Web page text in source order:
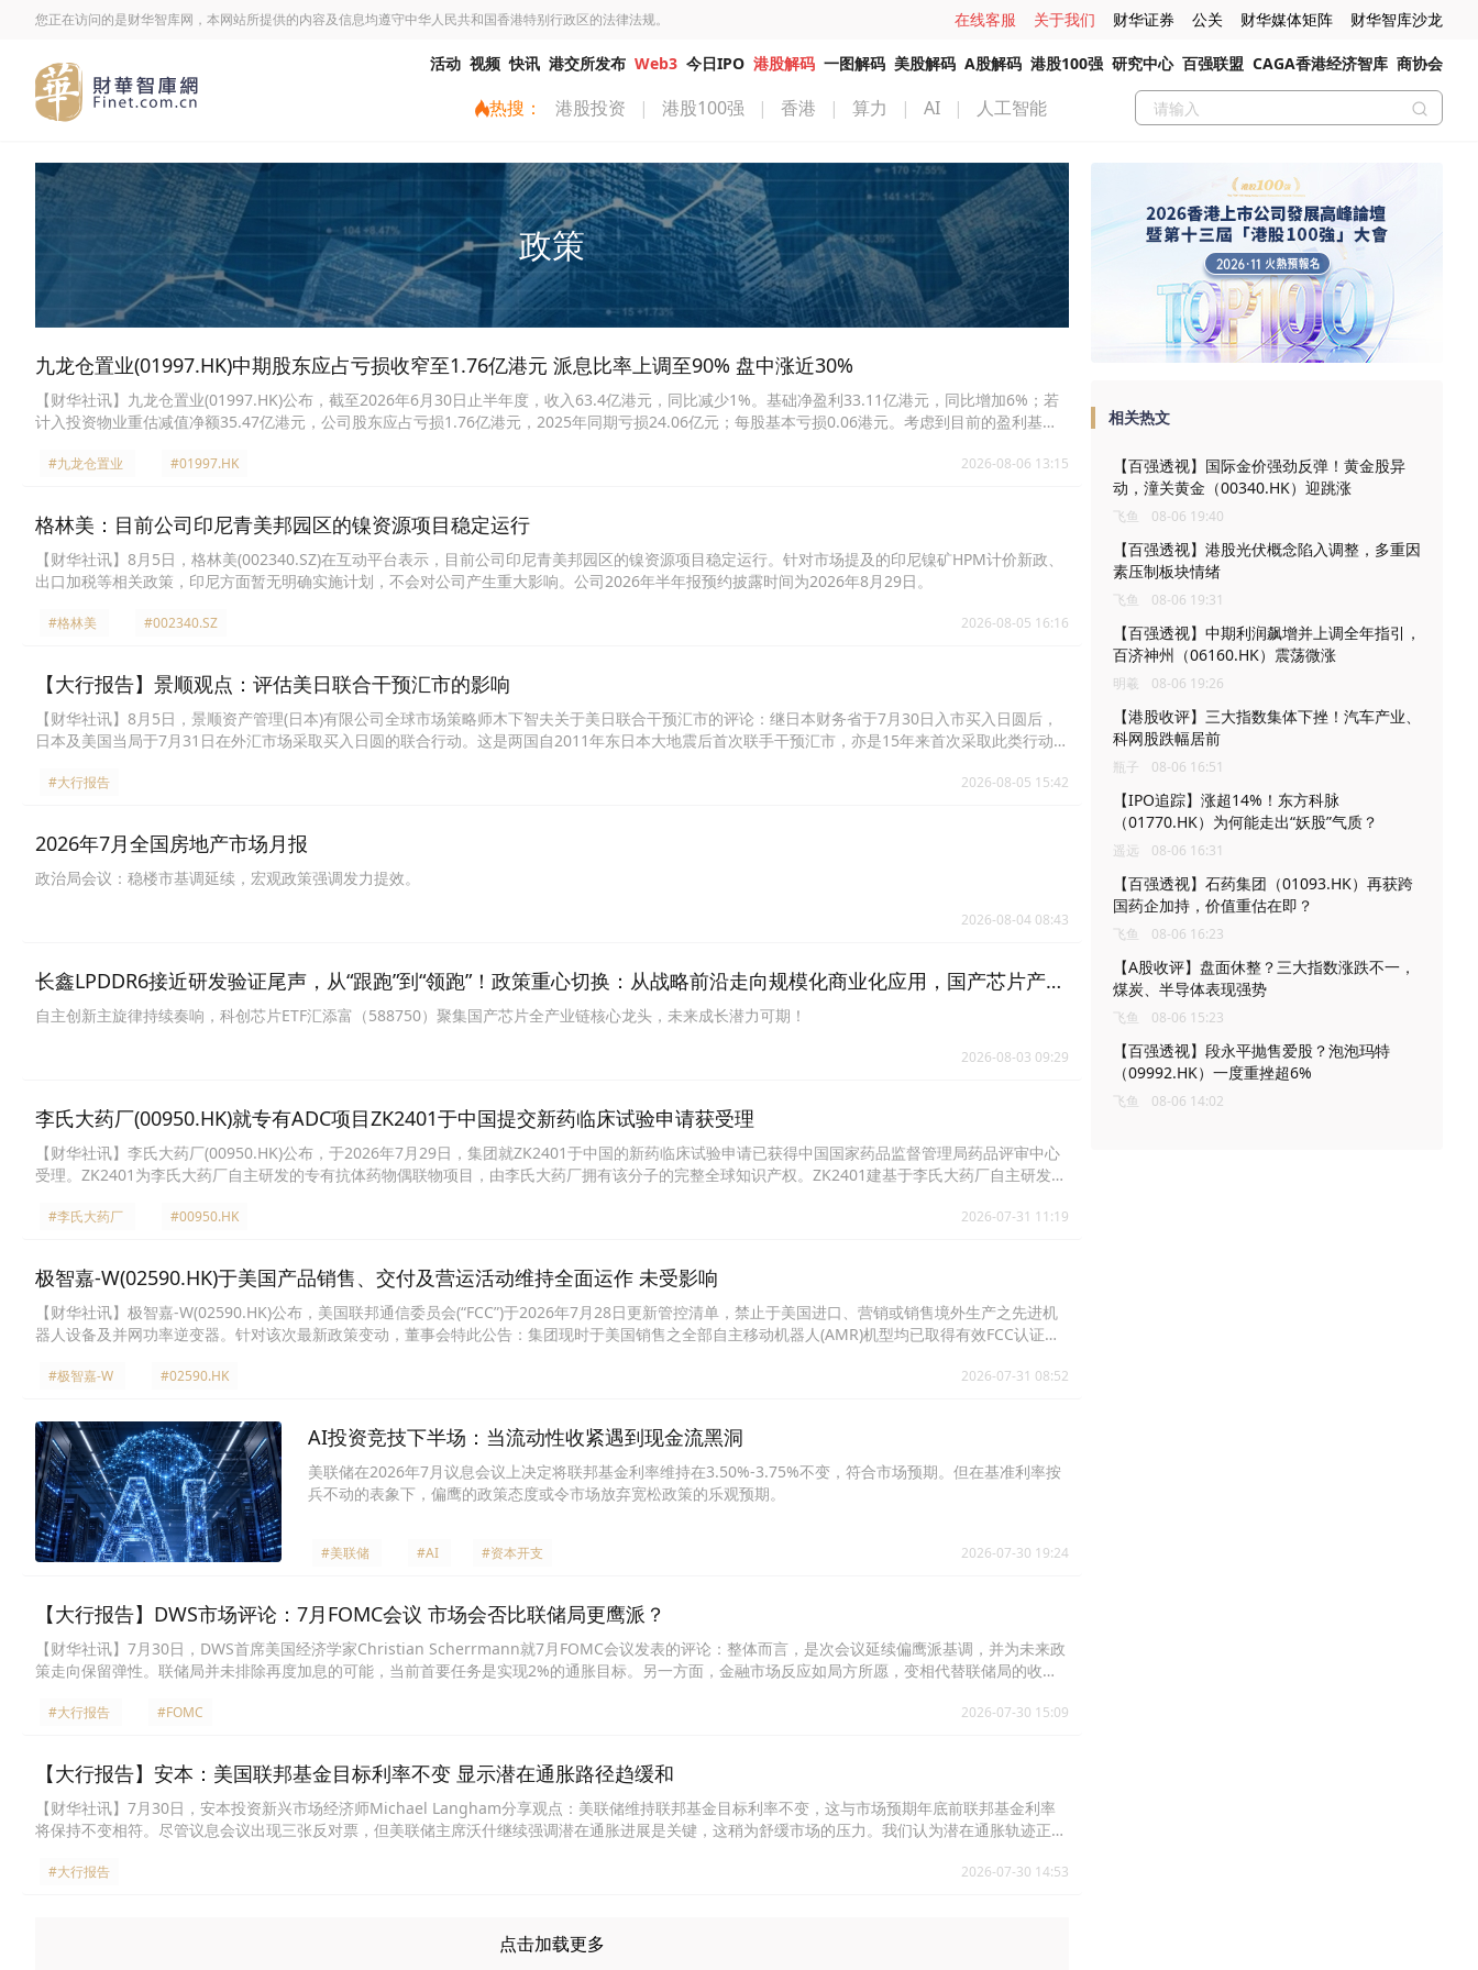
您正在访问的是财华智库网，本网站所提供的内容及信息均遵守中华人民共和国香港特别行政区的法律法规。 在线客服 关于我们 财华证券 公关 财华媒体矩阵 财华智库沙龙
活动 视频 快讯 港交所发布 Web3 今日IPO 港股解码 一图解码 美股解码 A股解码 港股100强 研究中心 百强联盟 CAGA香港经济智库 商协会
热搜： 港股投资 | 港股100强 | 香港 | 算力 | AI | 人工智能
政策
九龙仓置业(01997.HK)中期股东应占亏损收窄至1.76亿港元 派息比率上调至90% 盘中涨近30%
【财华社讯】九龙仓置业(01997.HK)公布，截至2026年6月30日止半年度，收入63.4亿港元，同比减少1%。基础净盈利33.11亿港元，同比增加6%；若
计入投资物业重估减值净额35.47亿港元，公司股东应占亏损1.76亿港元，2025年同期亏损24.06亿元；每股基本亏损0.06港元。考虑到目前的盈利基础
一次中期股息增加42%至每股94港仙。九龙仓置业(01997.HK)午后拉涨，一度涨近30%，截至发稿，涨13.8%，报30.02港元。
#九龙仓置业 #01997.HK 2026-08-06 13:15
格林美：目前公司印尼青美邦园区的镍资源项目稳定运行
【财华社讯】8月5日，格林美(002340.SZ)在互动平台表示，目前公司印尼青美邦园区的镍资源项目稳定运行。针对市场提及的印尼镍矿HPM计价新政、
出口加税等相关政策，印尼方面暂无明确实施计划，不会对公司产生重大影响。公司2026年半年报预约披露时间为2026年8月29日。
#格林美 #002340.SZ 2026-08-05 16:16
【大行报告】景顺观点：评估美日联合干预汇市的影响
【财华社讯】8月5日，景顺资产管理(日本)有限公司全球市场策略师木下智夫关于美日联合干预汇市的评论：继日本财务省于7月30日入市买入日圆后，
日本及美国当局于7月31日在外汇市场采取买入日圆的联合行动。这是两国自2011年东日本大地震后首次联手干预汇市，亦是15年来首次采取此类行动。
及日本金融市场动荡（如日本长期国债孳息率上升）可能会进而推高美国长期国债孳息率。从目前情况来看，美日当局正加强协作，以应对日圆疲弱问
约每六个月加息一次的节奏，而可能采取更快的步伐。这些表态相信有助进一步加强本轮汇市干预的效果。
#大行报告 2026-08-05 15:42
2026年7月全国房地产市场月报
政治局会议：稳楼市基调延续，宏观政策强调发力提效。
2026-08-04 08:43
长鑫LPDDR6接近研发验证尾声，从“跟跑”到“领跑”！政策重心切换：从战略前沿走向规模化商业化应用，国产芯片产业
链逻辑梳理！
自主创新主旋律持续奏响，科创芯片ETF汇添富（588750）聚集国产芯片全产业链核心龙头，未来成长潜力可期！
2026-08-03 09:29
李氏大药厂(00950.HK)就专有ADC项目ZK2401于中国提交新药临床试验申请获受理
【财华社讯】李氏大药厂(00950.HK)公布，于2026年7月29日，集团就ZK2401于中国的新药临床试验申请已获得中国国家药品监督管理局药品评审中心
受理。ZK2401为李氏大药厂自主研发的专有抗体药物偶联物项目，由李氏大药厂拥有该分子的完整全球知识产权。ZK2401建基于李氏大药厂自主研发的
起点。该ADC旨在精准识别并杀伤肿瘤细胞，在多项临床前体外及体内研究中已显示令人鼓舞的安全性及疗效表现。就本次IND申请而言，集团采用了前
验批准，并最早于2026年10月入组首名患者。
#李氏大药厂 #00950.HK 2026-07-31 11:19
极智嘉-W(02590.HK)于美国产品销售、交付及营运活动维持全面运作 未受影响
【财华社讯】极智嘉-W(02590.HK)公布，美国联邦通信委员会(“FCC”)于2026年7月28日更新管控清单，禁止于美国进口、营销或销售境外生产之先进机
器人设备及并网功率逆变器。针对该次最新政策变动，董事会特此公告：集团现时于美国销售之全部自主移动机器人(AMR)机型均已取得有效FCC认证，
大不利影响。董事会宣布，公司设于美国全新生产基地将适时投产。公司将确保后续新产品持续符合美国监管规范，维持长期市场准入与业务稳定营运，
#极智嘉-W #02590.HK 2026-07-31 08:52
AI投资竞技下半场：当流动性收紧遇到现金流黑洞
美联储在2026年7月议息会议上决定将联邦基金利率维持在3.50%-3.75%不变，符合市场预期。但在基准利率按
兵不动的表象下，偏鹰的政策态度或令市场放弃宽松政策的乐观预期。
#美联储 #AI #资本开支 2026-07-30 19:24
【大行报告】DWS市场评论：7月FOMC会议 市场会否比联储局更鹰派？
【财华社讯】7月30日，DWS首席美国经济学家Christian Scherrmann就7月FOMC会议发表的评论：整体而言，是次会议延续偏鹰派基调，并为未来政
策走向保留弹性。联储局并未排除再度加息的可能，当前首要任务是实现2%的通胀目标。另一方面，金融市场反应如局方所愿，变相代替联储局的收紧
的紧缩成效，相反若忧虑通胀再度升温，则会大幅推高债息，从而引发联储局在本次会议中忽视的市场风险。此外，通胀预期受控亦反映未来再度加息的
势，原因或包括关税引发的降价效应、油价波动、统计基数调整，以及经济增长处于潜在水平而未见过热。与此同时，AI相关开支的影响依然未明。我们
亦要强调，部分影响通胀走势的关键因素，仍取决于难以预测的外部环境，因此未来加息风险依然存在。
#大行报告 #FOMC 2026-07-30 15:09
【大行报告】安本：美国联邦基金目标利率不变 显示潜在通胀路径趋缓和
【财华社讯】7月30日，安本投资新兴市场经济师Michael Langham分享观点：美联储维持联邦基金目标利率不变，这与市场预期年底前联邦基金利率
将保持不变相符。尽管议息会议出现三张反对票，但美联储主席沃什继续强调潜在通胀进展是关键，这稍为舒缓市场的压力。我们认为潜在通胀轨迹正在
政策滞后的风险增加，导致长期国债波动加剧，美元走弱。鉴于宏观经济环境动荡以及美联储撤回前瞻性指引，我们仍倾向短期债券。美元走弱虽然为亚
兹海峡，价格将回落至每桶70美元左右。虽然我们预计韩国、日本以及随后的印度将采取温和的紧缩措施，但总体而言，到2026年下半年，亚洲地区的
#大行报告 2026-07-30 14:53
点击加载更多
相关热文
【百强透视】国际金价强劲反弹！黄金股异
动，潼关黄金（00340.HK）迎跳涨
飞鱼 08-06 19:40
【百强透视】港股光伏概念陷入调整，多重因
素压制板块情绪
飞鱼 08-06 19:31
【百强透视】中期利润飙增并上调全年指引，
百济神州（06160.HK）震荡微涨
明羲 08-06 19:26
【港股收评】三大指数集体下挫！汽车产业、
科网股跌幅居前
瓶子 08-06 16:51
【IPO追踪】涨超14%！东方科脉
（01770.HK）为何能走出“妖股”气质？
遥远 08-06 16:31
【百强透视】石药集团（01093.HK）再获跨
国药企加持，价值重估在即？
飞鱼 08-06 16:23
【A股收评】盘面休整？三大指数涨跌不一，
煤炭、半导体表现强势
飞鱼 08-06 15:23
【百强透视】段永平抛售爱股？泡泡玛特
（09992.HK）一度重挫超6%
飞鱼 08-06 14:02